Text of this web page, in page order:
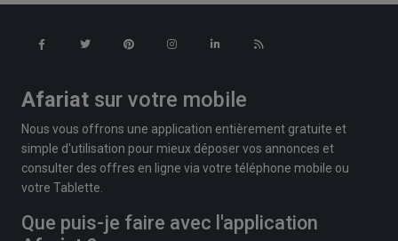
Afariat sur votre mobile
Nous vous offrons une application entièrement gratuite et
simple d'utilisation pour mieux déposer vos annonces et
consulter des offres en ligne via votre téléphone mobile ou
votre Tablette.
Que puis-je faire avec l'application